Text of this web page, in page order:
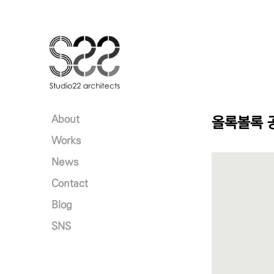
About
Works
News
Contact
Blog
SNS
올록볼록